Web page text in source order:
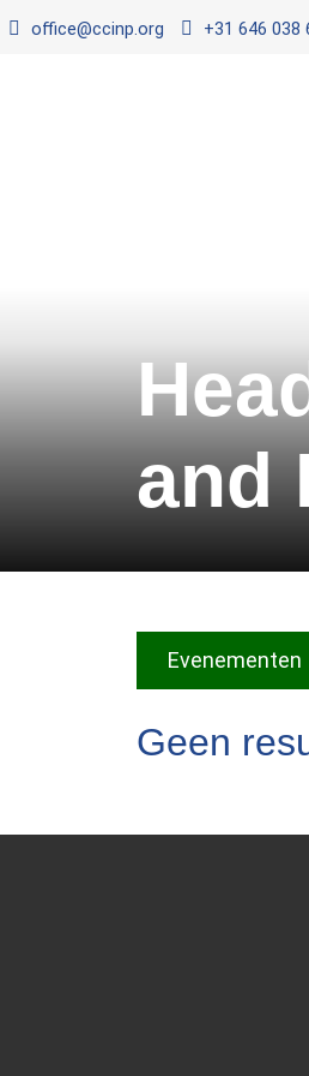
office@ccinp.org +31 646 038
and
Evenementen
Geen